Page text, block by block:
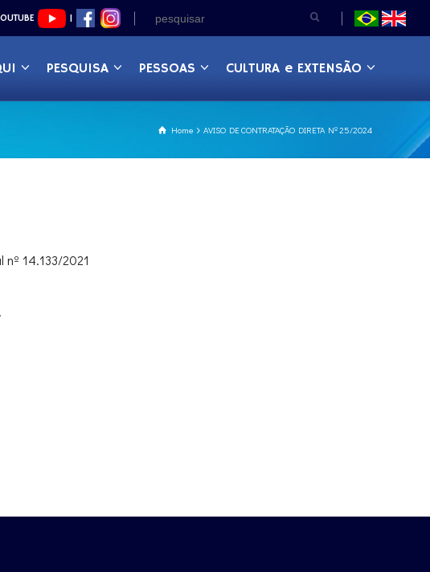
|
PESQUISA PESSOAS CULTURA e EXTENSÃO
Home AVISO DE CONTRATAÇÃO DIRETA Nº 25/2024
14.133/2021